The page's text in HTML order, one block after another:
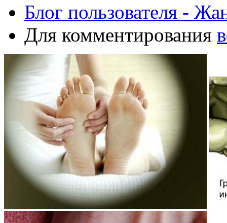
Блог пользователя -
Для комментирования